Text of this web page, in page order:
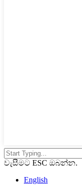
වැසීමට ESC ඔබන්න.
English